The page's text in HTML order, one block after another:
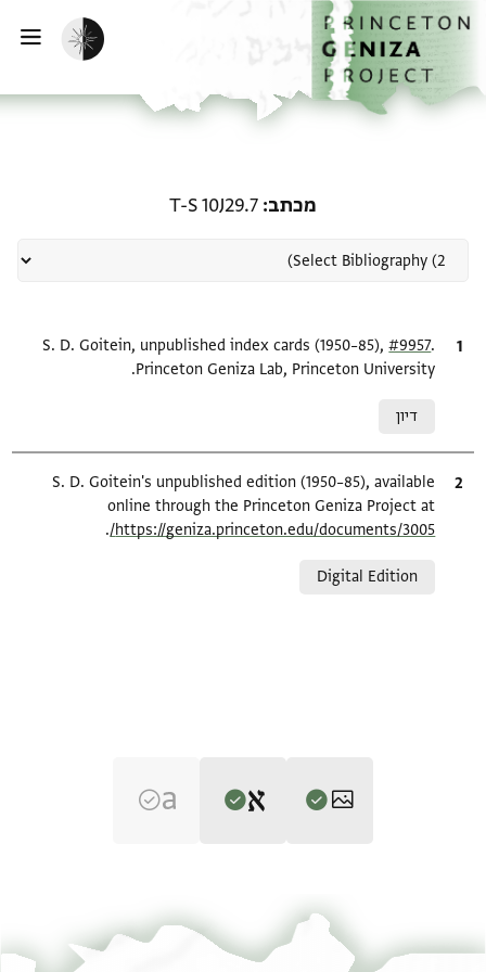
לתוכןהבית
הפעלת מצב כהה
מכתב T-S 10J29.7
ציטוט S. D. Goitein, unpublished index cards (1950–85),#9957
Princeton Geniza Lab, Princeton University.
דיון
ציטוט
S. D. Goitein's unpublished edition (1950–85), available
online through the Princeton Geniza Project at
https://geniza.princeton.edu/documents/3005/
.
Digital Edition
S. D. Goitein's unpublished edition (1950–85).
T-S 10J29.7 1v הגדל וסובב